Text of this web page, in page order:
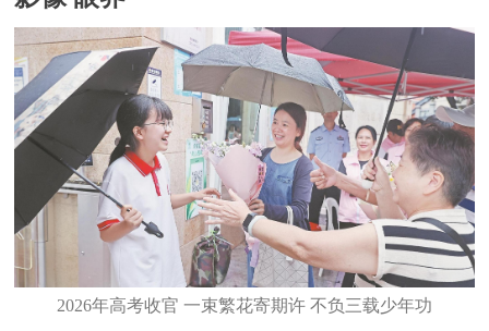
2026年高考收官 一束繁花寄期许 不负三载少年功